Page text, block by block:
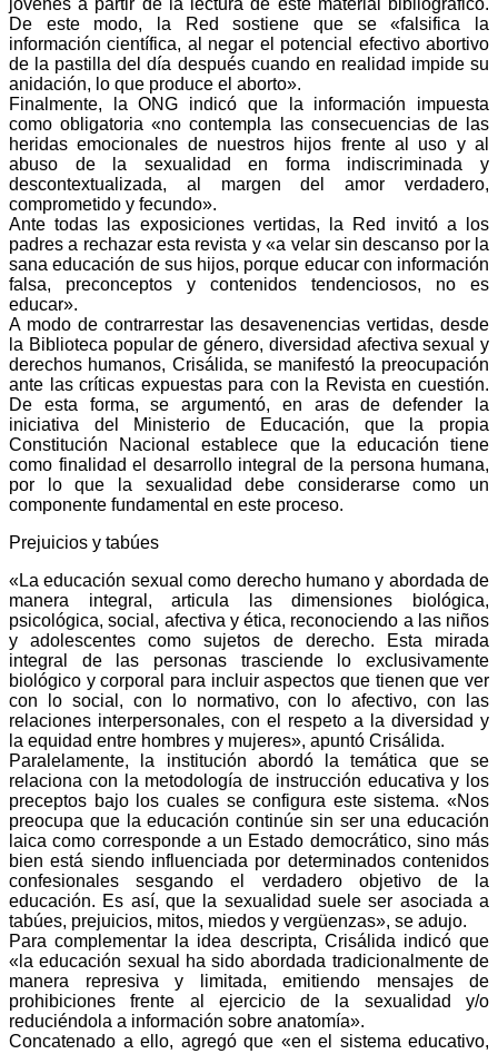
De este modo, la Red sostiene que se «falsifica la
información científica, al negar el potencial efectivo abortivo
de la pastilla del día después cuando en realidad impide su
anidación, lo que produce el aborto».
Finalmente, la ONG indicó que la información impuesta
como obligatoria «no contempla las consecuencias de las
heridas emocionales de nuestros hijos frente al uso y al
abuso de la sexualidad en forma indiscriminada y
descontextualizada, al margen del amor verdadero,
comprometido y fecundo».
Ante todas las exposiciones vertidas, la Red invitó a los
padres a rechazar esta revista y «a velar sin descanso por la
sana educación de sus hijos, porque educar con información
falsa, preconceptos y contenidos tendenciosos, no es
educar».
A modo de contrarrestar las desavenencias vertidas, desde
la Biblioteca popular de género, diversidad afectiva sexual y
derechos humanos, Crisálida, se manifestó la preocupación
ante las críticas expuestas para con la Revista en cuestión.
De esta forma, se argumentó, en aras de defender la
iniciativa del Ministerio de Educación, que la propia
Constitución Nacional establece que la educación tiene
como finalidad el desarrollo integral de la persona humana,
por lo que la sexualidad debe considerarse como un
componente fundamental en este proceso.
Prejuicios y tabúes
«La educación sexual como derecho humano y abordada de
manera integral, articula las dimensiones biológica,
psicológica, social, afectiva y ética, reconociendo a las niños
y adolescentes como sujetos de derecho. Esta mirada
integral de las personas trasciende lo exclusivamente
biológico y corporal para incluir aspectos que tienen que ver
con lo social, con lo normativo, con lo afectivo, con las
relaciones interpersonales, con el respeto a la diversidad y
la equidad entre hombres y mujeres», apuntó Crisálida.
Paralelamente, la institución abordó la temática que se
relaciona con la metodología de instrucción educativa y los
preceptos bajo los cuales se configura este sistema. «Nos
preocupa que la educación continúe sin ser una educación
laica como corresponde a un Estado democrático, sino más
bien está siendo influenciada por determinados contenidos
confesionales sesgando el verdadero objetivo de la
educación. Es así, que la sexualidad suele ser asociada a
tabúes, prejuicios, mitos, miedos y vergüenzas», se adujo.
Para complementar la idea descripta, Crisálida indicó que
«la educación sexual ha sido abordada tradicionalmente de
manera represiva y limitada, emitiendo mensajes de
prohibiciones frente al ejercicio de la sexualidad y/o
reduciéndola a información sobre anatomía».
Concatenado a ello, agregó que «en el sistema educativo,